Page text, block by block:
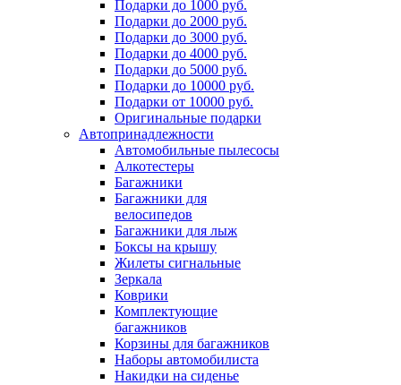
Подарки до 1000 руб.
Подарки до 2000 руб.
Подарки до 3000 руб.
Подарки до 4000 руб.
Подарки до 5000 руб.
Подарки до 10000 руб.
Подарки от 10000 руб.
Оригинальные подарки
Автопринадлежности
Автомобильные пылесосы
Алкотестеры
Багажники
Багажники для
велосипедов
Багажники для лыж
Боксы на крышу
Жилеты сигнальные
Зеркала
Коврики
Комплектующие
багажников
Корзины для багажников
Наборы автомобилиста
Накидки на сиденье